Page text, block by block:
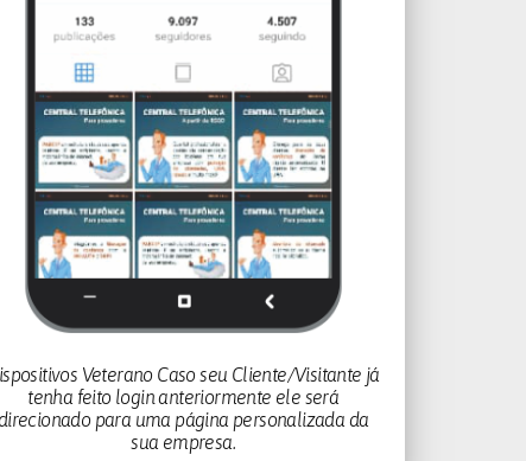
Veterano Caso seu Cliente/Visitante já
tenha feito login anteriormente ele será
para uma página personalizada da
sua empresa.